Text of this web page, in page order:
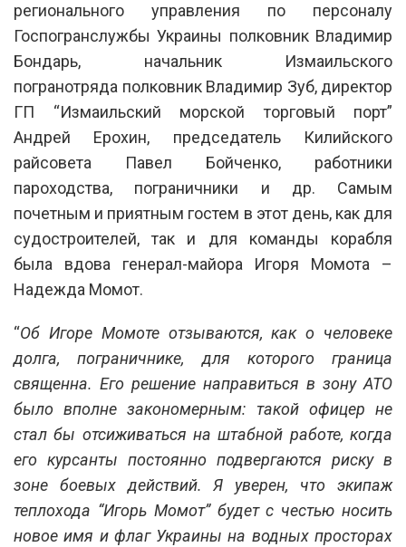
регионального управления по персоналу
Госпогранслужбы Украины полковник Владимир
Бондарь, начальник Измаильского
погранотряда полковник Владимир Зуб, директор
ГП “Измаильский морской торговый порт”
Андрей Ерохин, председатель Килийского
райсовета Павел Бойченко, работники
пароходства, пограничники и др. Самым
почетным и приятным гостем в этот день, как для
судостроителей, так и для команды корабля
была вдова генерал-майора Игоря Момота –
Надежда Момот.
“Об Игоре Момоте отзываются, как о человеке
долга, пограничнике, для которого граница
священна. Его решение направиться в зону АТО
было вполне закономерным: такой офицер не
стал бы отсиживаться на штабной работе, когда
его курсанты постоянно подвергаются риску в
зоне боевых действий. Я уверен, что экипаж
теплохода “Игорь Момот” будет с честью носить
новое имя и флаг Украины на водных просторах